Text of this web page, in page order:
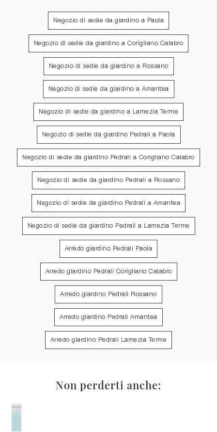
Negozio di sedie da giardino a Paola
Negozio di sedie da giardino a Corigliano Calabro
Negozio di sedie da giardino a Rossano
Negozio di sedie da giardino a Amantea
Negozio di sedie da giardino a Lamezia Terme
Negozio di sedie da giardino Pedrali a Paola
Negozio di sedie da giardino Pedrali a Corigliano Calabro
Negozio di sedie da giardino Pedrali a Rossano
Negozio di sedie da giardino Pedrali a Amantea
Negozio di sedie da giardino Pedrali a Lamezia Terme
Arredo giardino Pedrali Paola
Arredo giardino Pedrali Corigliano Calabro
Arredo giardino Pedrali Rossano
Arredo giardino Pedrali Amantea
Arredo giardino Pedrali Lamezia Terme
Non perderti anche: